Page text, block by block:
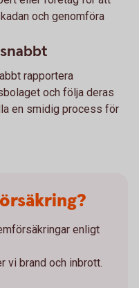
och genomföra
rapportera
och följa deras
en smidig process för
enligt
vi brand och inbrott.